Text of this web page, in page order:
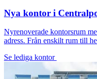
Nya kontor i
Nyrenoverade kontorsrum
adress. Från enskilt rum till
Se lediga kontor